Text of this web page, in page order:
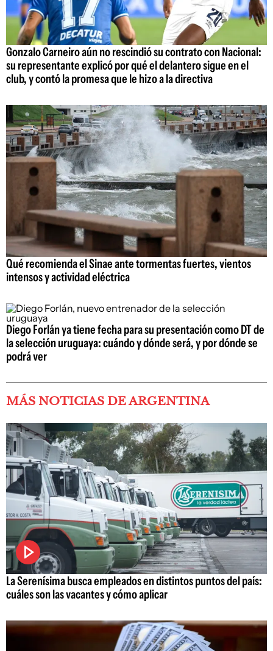
Gonzalo Carneiro aún no rescindió su contrato con Nacional:
su representante explicó por qué el delantero sigue en el
club, y contó la promesa que le hizo a la directiva
Qué recomienda el Sinae ante tormentas fuertes, vientos
intensos y actividad eléctrica
Diego Forlán ya tiene fecha para su presentación como DT de
la selección uruguaya: cuándo y dónde será, y por dónde se
podrá ver
MÁS NOTICIAS DE ARGENTINA
La Serenísima busca empleados en distintos puntos del país:
cuáles son las vacantes y cómo aplicar